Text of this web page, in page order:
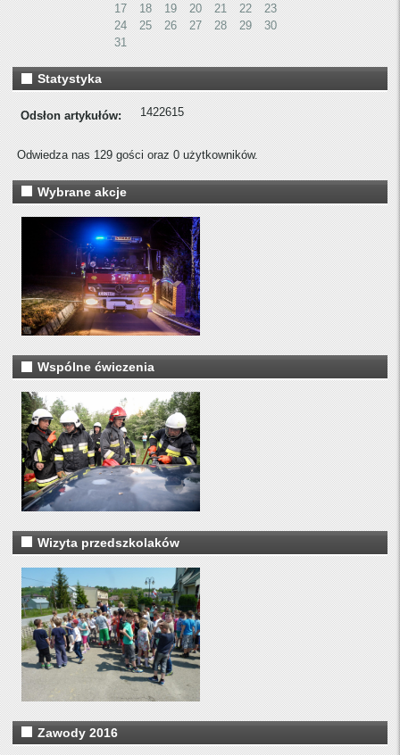
17
18 19 20 21 22
23
24
25 26 27 28 29
30
31
Statystyka
Odsłon artykułów: 1422615
Odwiedza nas 129 gości oraz 0 użytkowników.
Wybrane akcje
Wspólne ćwiczenia
Wizyta przedszkolaków
Zawody 2016